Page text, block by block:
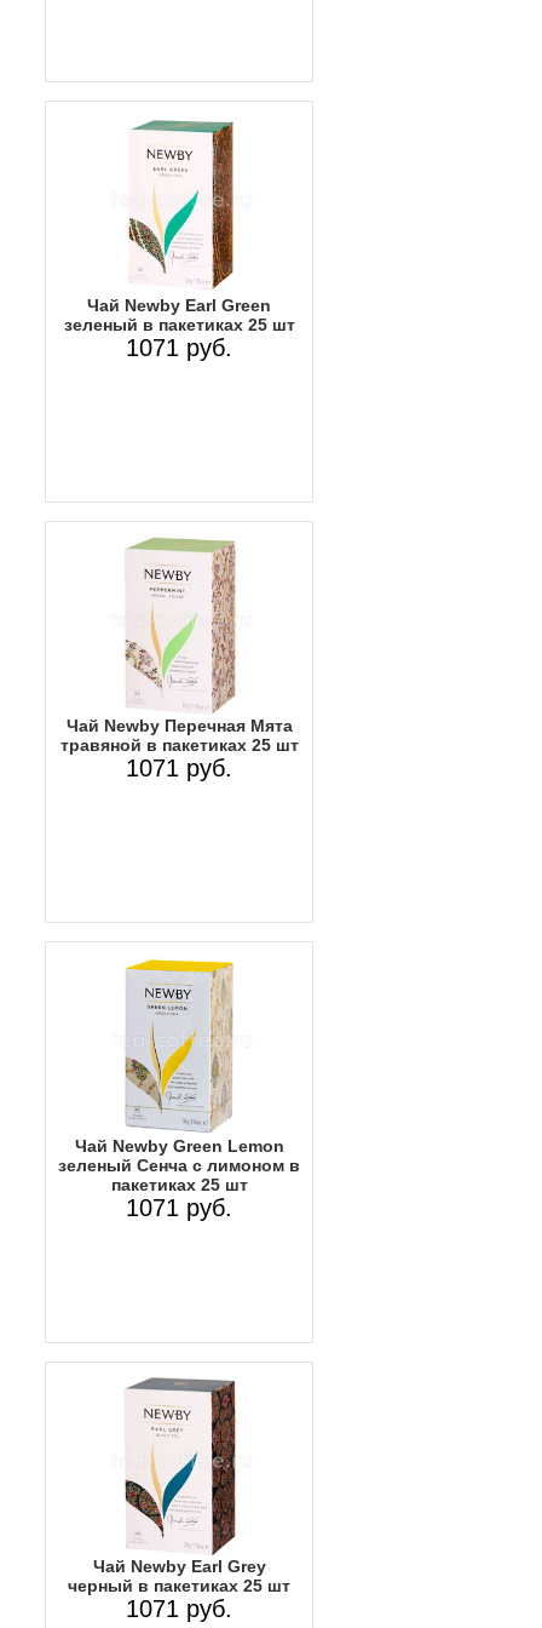
Чай Newby Earl Green
зеленый в пакетиках 25 шт
1071 руб.
Чай Newby Перечная Мята
травяной в пакетиках 25 шт
1071 руб.
Чай Newby Green Lemon
зеленый Сенча с лимоном в
пакетиках 25 шт
1071 руб.
Чай Newby Earl Grey
черный в пакетиках 25 шт
1071 руб.